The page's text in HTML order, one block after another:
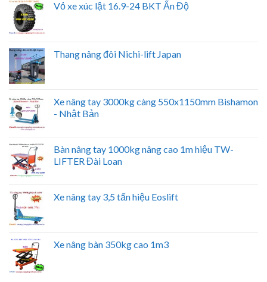
Vỏ xe xúc lật 16.9-24 BKT Ấn Độ
Thang nâng đôi Nichi-lift Japan
Xe nâng tay 3000kg càng 550x1150mm Bishamon
- Nhật Bản
Bàn nâng tay 1000kg nâng cao 1m hiệu TW-
LIFTER Đài Loan
Xe nâng tay 3,5 tấn hiệu Eoslift
Xe nâng bàn 350kg cao 1m3